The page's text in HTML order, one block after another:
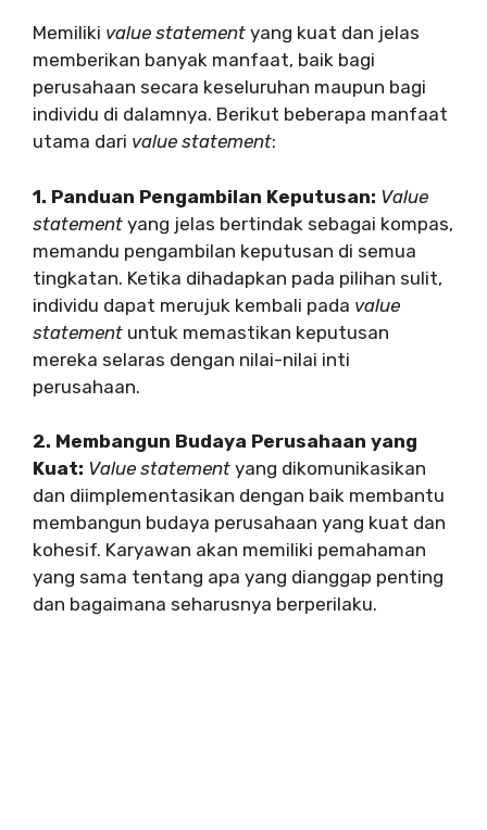
Memiliki value statement yang kuat dan jelas
memberikan banyak manfaat, baik bagi
perusahaan secara keseluruhan maupun bagi
individu di dalamnya. Berikut beberapa manfaat
utama dari value statement:
1. Panduan Pengambilan Keputusan: Value
statement yang jelas bertindak sebagai kompas,
memandu pengambilan keputusan di semua
tingkatan. Ketika dihadapkan pada pilihan sulit,
individu dapat merujuk kembali pada value
statement untuk memastikan keputusan
mereka selaras dengan nilai-nilai inti
perusahaan.
2. Membangun Budaya Perusahaan yang
Kuat: Value statement yang dikomunikasikan
dan diimplementasikan dengan baik membantu
membangun budaya perusahaan yang kuat dan
kohesif. Karyawan akan memiliki pemahaman
yang sama tentang apa yang dianggap penting
dan bagaimana seharusnya berperilaku.